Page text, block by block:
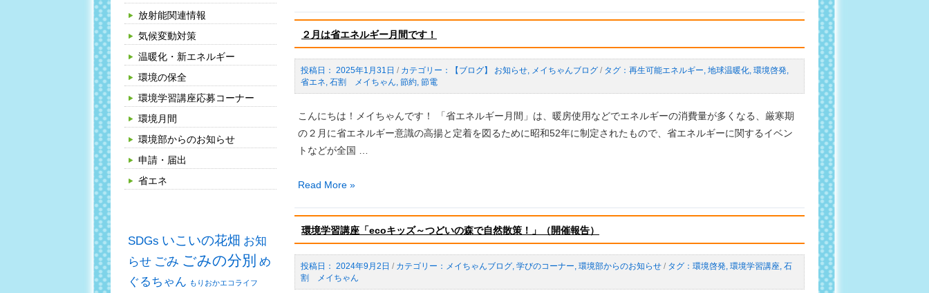
放射能関連情報
気候変動対策
温暖化・新エネルギー
環境の保全
環境学習講座応募コーナー
環境月間
環境部からのお知らせ
申請・届出
省エネ
SDGs いこいの花畑 お知
らせ ごみ ごみの分別 め
ぐるちゃん もりおかエコライフ
ろ
う！
（4
回
目）
ご
案
内
に
配
慮
し
た
車
の
寄
附
受
２月は省エネルギー月間です！
2025年1月31日 / 【ブログ】 お知らせ, メイちゃんブログ / 再生可能エネルギー, 地球温暖化, 環境啓発,
省エネ, 石割 メイちゃん, 節約, 節電
こんにちは！メイちゃんです！ 「省エネルギー月間」は、暖房使用などでエネルギーの消費量が多くなる、厳寒期
の２月に省エネルギー意識の高揚と定着を図るために昭和52年に制定されたもので、省エネルギーに関するイベン
トなどが全国 …
２
は
省
エ
ネ
ル
Read More »
環境学習講座「ecoキッズ～つどいの森で自然散策！」（開催報告）
2024年9月2日 / メイちゃんブログ, 学びのコーナー, 環境部からのお知らせ / 環境啓発, 環境学習講座, 石
割 メイちゃん